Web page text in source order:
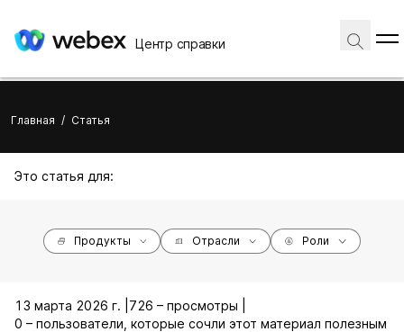
Центр справки
Главная / Статья
Это статья для:
Продукты Отрасли Роли
13 марта 2026 г. | 726 – просмотры |
0 – пользователи, которые сочли этот материал полезным